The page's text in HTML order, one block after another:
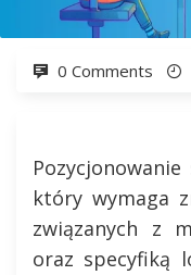
0 Comments
który wymaga
związanych z
oraz specyfiką